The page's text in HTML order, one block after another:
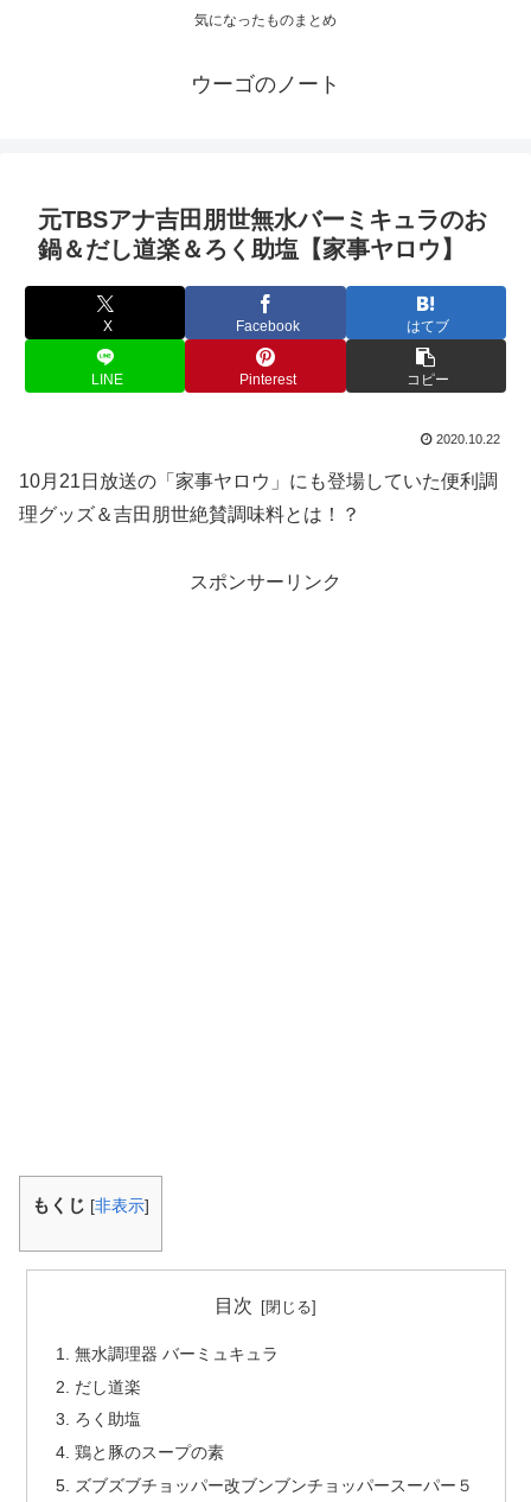
気になったものまとめ
ウーゴのノート
元TBSアナ吉田朋世無水バーミキュラのお
鍋＆だし道楽＆ろく助塩【家事ヤロウ】
X Facebook はてブ
LINE Pinterest コピー
2020.10.22
10月21日放送の「家事ヤロウ」にも登場していた便利調
理グッズ＆吉田朋世絶賛調味料とは！？
スポンサーリンク
もくじ [非表示]
目次
無水調理器 バーミュキュラ
だし道楽
ろく助塩
鶏と豚のスープの素
ズブズブチョッパー改ブンブンチョッパースーパー５